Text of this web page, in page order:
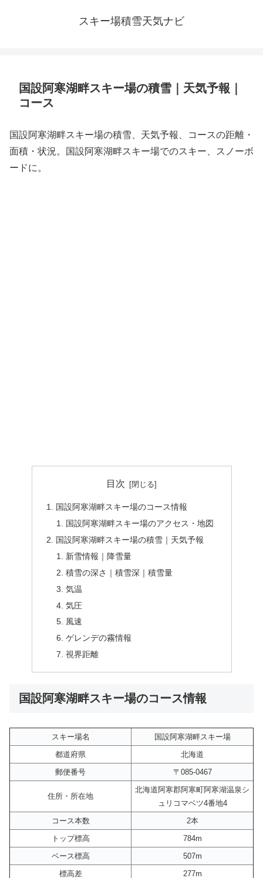
スキー場積雪天気ナビ
国設阿寒湖畔スキー場の積雪｜天気予報｜
コース
国設阿寒湖畔スキー場の積雪、天気予報、コースの距離・
面積・状況。国設阿寒湖畔スキー場でのスキー、スノーボ
ードに。
目次
国設阿寒湖畔スキー場のコース情報
国設阿寒湖畔スキー場のアクセス・地図
国設阿寒湖畔スキー場の積雪｜天気予報
新雪情報｜降雪量
積雪の深さ｜積雪深｜積雪量
気温
気圧
風速
ゲレンデの霧情報
視界距離
国設阿寒湖畔スキー場のコース情報
スキー場名
国設阿寒湖畔スキー場
都道府県
北海道
郵便番号
〒085-0467
住所・所在地
北海道阿寒郡阿寒町阿寒湖温泉シ
ュリコマベツ4番地4
コース本数
2本
トップ標高
784m
ベース標高
507m
標高差
277m